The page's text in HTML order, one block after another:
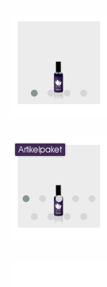
Artikelpaket